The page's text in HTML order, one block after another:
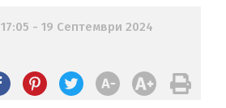
17:05 - 19 Септември 2024